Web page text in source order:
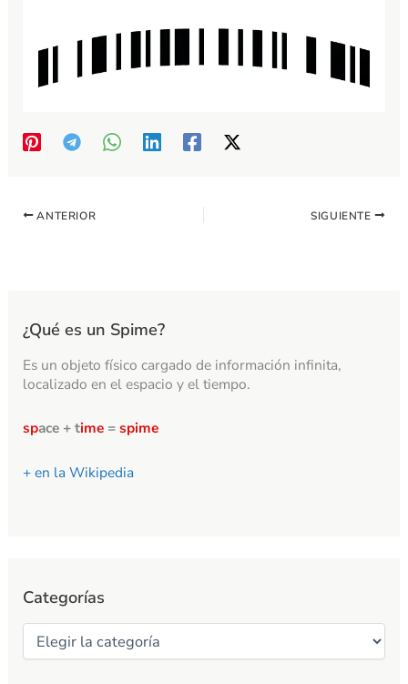
ANTERIOR SIGUIENTE
¿Qué es un Spime?
Es un objeto físico cargado de información infinita,
localizado en el espacio y el tiempo.
space + time =spime
+ en la Wikipedia
Categorías